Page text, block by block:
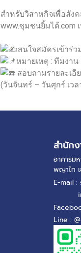
สำหรับวิสาหกิจเพื่อสัง
www.ชุมชนยิ้มได้.com
สนใจสมัครเข้าร่ว
หมายเหตุ : ทีมงา
สอบถามรายละเอี
(วันจันทร์ – วันศุกร์ เวล
สำนัก
อาคารม
พญาไท
E-mail :
Line :